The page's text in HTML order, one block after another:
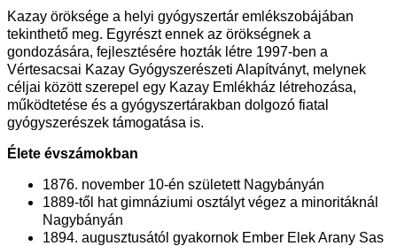
Kazay öröksége a helyi gyógyszertár emlékszobájában
tekinthető meg. Egyrészt ennek az örökségnek a
gondozására, fejlesztésére hozták létre 1997-ben a
Vértesacsai Kazay Gyógyszerészeti Alapítványt, melynek
céljai között szerepel egy Kazay Emlékház létrehozása,
működtetése és a gyógyszertárakban dolgozó fiatal
gyógyszerészek támogatása is.
Élete évszámokban
1876. november 10-én született Nagybányán
1889-től hat gimnáziumi osztályt végez a minoritáknál
Nagybányán
1894. augusztusától gyakornok Ember Elek Arany Sas